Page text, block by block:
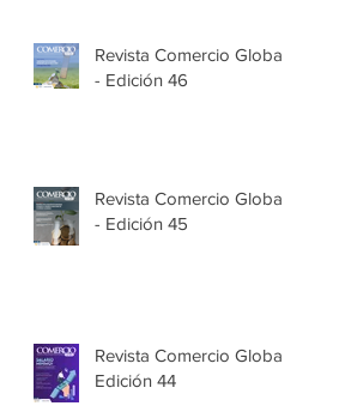
Revista Comercio Global
- Edición 46
Revista Comercio Global
- Edición 45
Revista Comercio Global
Edición 44